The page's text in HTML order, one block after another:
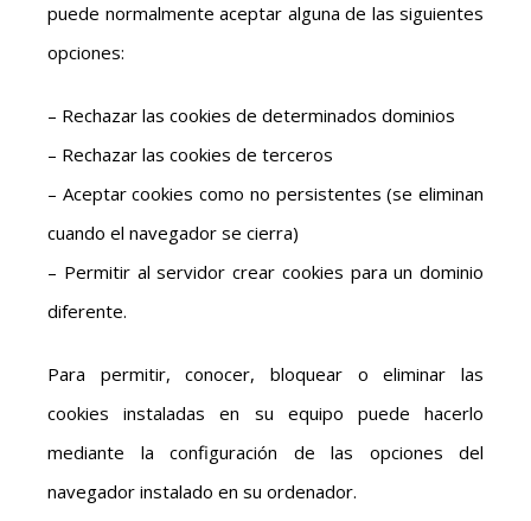
puede normalmente aceptar alguna de las siguientes
opciones:
– Rechazar las cookies de determinados dominios
– Rechazar las cookies de terceros
– Aceptar cookies como no persistentes (se eliminan
cuando el navegador se cierra)
– Permitir al servidor crear cookies para un dominio
diferente.
Para permitir, conocer, bloquear o eliminar las
cookies instaladas en su equipo puede hacerlo
mediante la configuración de las opciones del
navegador instalado en su ordenador.